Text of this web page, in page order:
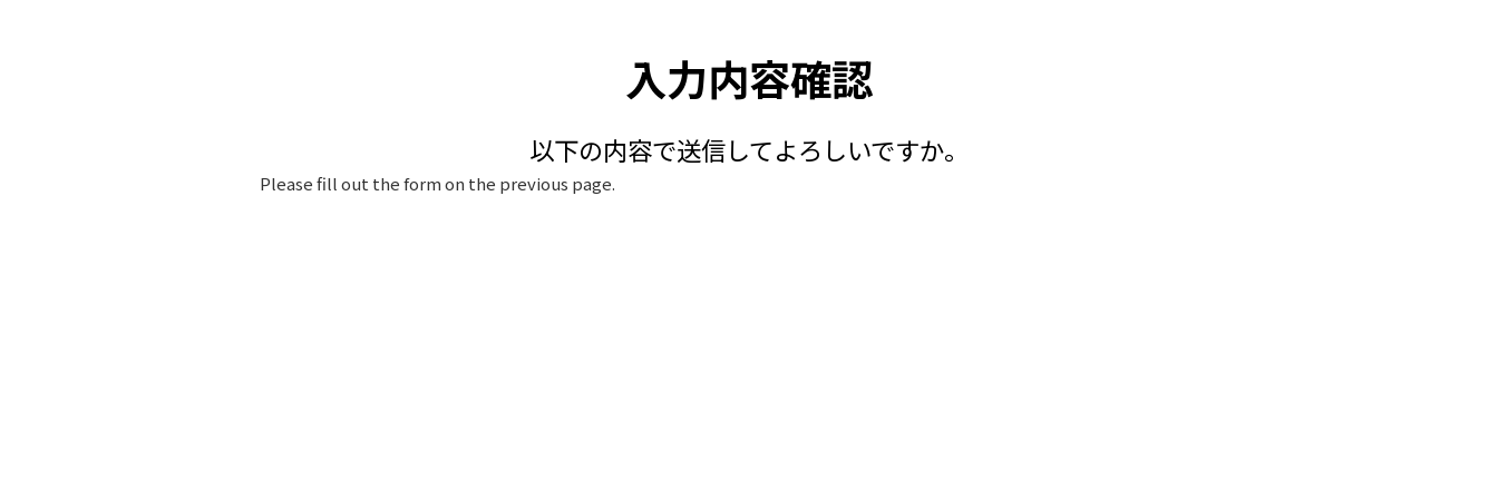
入力内容確認
以下の内容で送信してよろしいですか。
Please fill out the form on the previous page.